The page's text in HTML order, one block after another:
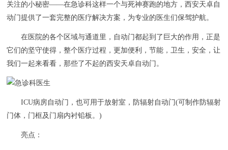
关注的小秘密——在急诊科这样一个与死神赛跑的地方，西安天卓自
动门提供了一套完整的医疗解决方案，为专业的医生们保驾护航。
在医院的各个区域与通道里，自动门都起到了巨大的作用，正是
它们的坚守使得，整个医疗过程，更加便利，节能，卫生，安全，让
我们一起来看看，那些了不起的西安天卓自动门。
ICU病房自动门，也可用于放射室，防辐射自动门(可制作防辐射
门体，门框及门扇内衬铅板。)
亮点：